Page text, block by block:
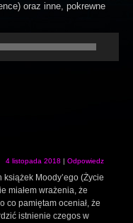
oraz inne, pokrewne
4 listopada 2018 Odpowiedz
Moody’ego (Życie
miałem wrażenia, że
co pamiętam oceniał, że
istnienie czegos w